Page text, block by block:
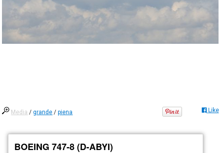
Media /grande /piena Like
BOEING 747-8 (D-ABYI)